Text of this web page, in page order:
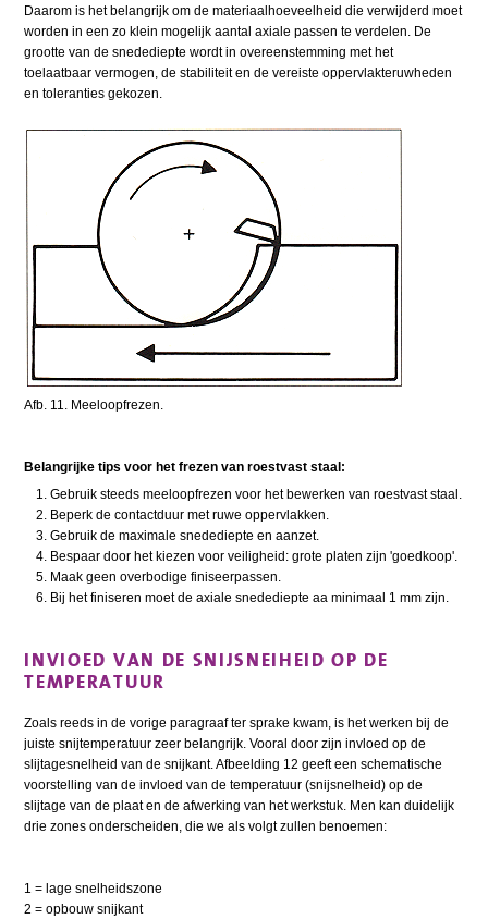
Daarom is het belangrijk om de materiaalhoeveelheid die verwijderd moet
worden in een zo klein mogelijk aantal axiale passen te verdelen. De
grootte van de snedediepte wordt in overeenstemming met het
toelaatbaar vermogen, de stabiliteit en de vereiste oppervlakteruwheden
en toleranties gekozen.
Afb. 11. Meeloopfrezen.
Belangrijke tips voor het frezen van roestvast staal:
Gebruik steeds meeloopfrezen voor het bewerken van roestvast staal.
Beperk de contactduur met ruwe oppervlakken.
Gebruik de maximale snedediepte en aanzet.
Bespaar door het kiezen voor veiligheid: grote platen zijn 'goedkoop'.
Maak geen overbodige finiseerpassen.
Bij het finiseren moet de axiale snedediepte aa minimaal 1 mm zijn.
INVIOED VAN DE SNIJSNEIHEID OP DE
TEMPERATUUR
Zoals reeds in de vorige paragraaf ter sprake kwam, is het werken bij de
juiste snijtemperatuur zeer belangrijk. Vooral door zijn invloed op de
slijtagesnelheid van de snijkant. Afbeelding 12 geeft een schematische
voorstelling van de invloed van de temperatuur (snijsnelheid) op de
slijtage van de plaat en de afwerking van het werkstuk. Men kan duidelijk
drie zones onderscheiden, die we als volgt zullen benoemen:
1 = lage snelheidszone
2 = opbouw snijkant